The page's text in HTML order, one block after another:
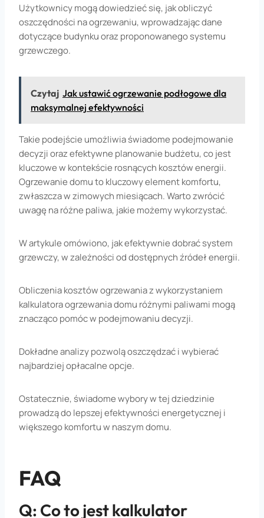
Użytkownicy mogą dowiedzieć się, jak obliczyć
oszczędności na ogrzewaniu, wprowadzając dane
dotyczące budynku oraz proponowanego systemu
grzewczego.
Czytaj Jak ustawić ogrzewanie podłogowe dla
maksymalnej efektywności
Takie podejście umożliwia świadome podejmowanie
decyzji oraz efektywne planowanie budżetu, co jest
kluczowe w kontekście rosnących kosztów energii.
Ogrzewanie domu to kluczowy element komfortu,
zwłaszcza w zimowych miesiącach. Warto zwrócić
uwagę na różne paliwa, jakie możemy wykorzystać.
W artykule omówiono, jak efektywnie dobrać system
grzewczy, w zależności od dostępnych źródeł energii.
Obliczenia kosztów ogrzewania z wykorzystaniem
kalkulatora ogrzewania domu różnymi paliwami mogą
znacząco pomóc w podejmowaniu decyzji.
Dokładne analizy pozwolą oszczędzać i wybierać
najbardziej opłacalne opcje.
Ostatecznie, świadome wybory w tej dziedzinie
prowadzą do lepszej efektywności energetycznej i
większego komfortu w naszym domu.
FAQ
Q: Co to jest kalkulator